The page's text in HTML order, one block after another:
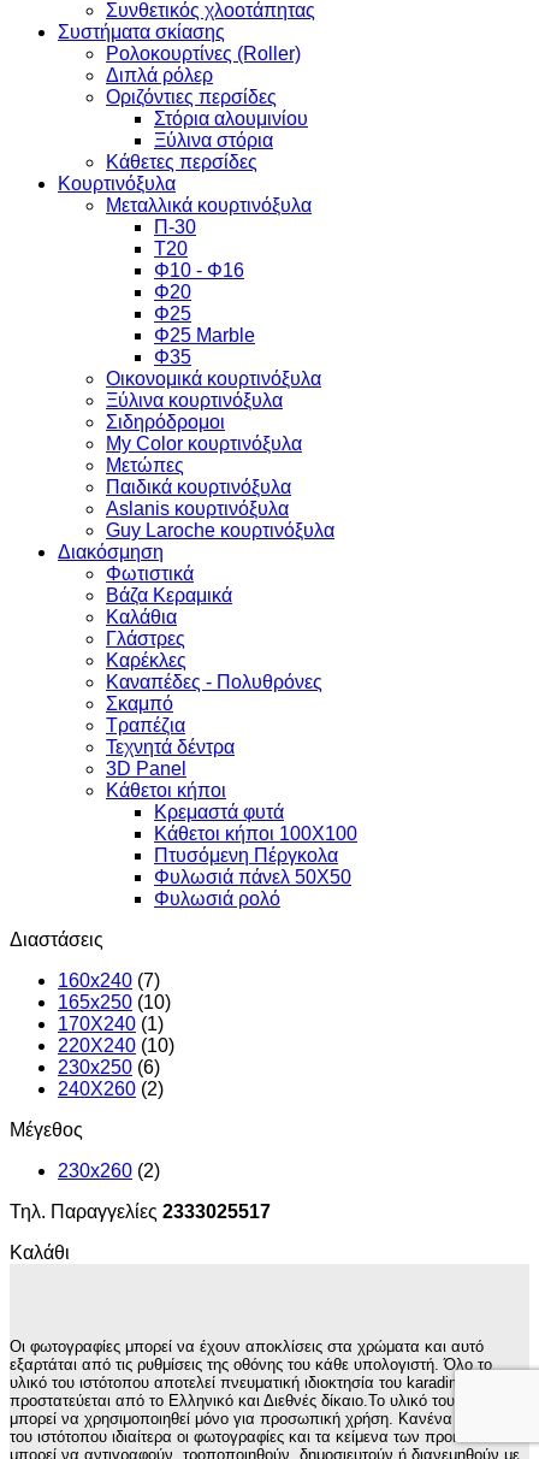
Συνθετικός χλοοτάπητας
Συστήματα σκίασης
Ρολοκουρτίνες (Roller)
Διπλά ρόλερ
Οριζόντιες περσίδες
Στόρια αλουμινίου
Ξύλινα στόρια
Κάθετες περσίδες
Κουρτινόξυλα
Μεταλλικά κουρτινόξυλα
Π-30
Τ20
Φ10 - Φ16
Φ20
Φ25
Φ25 Marble
Φ35
Οικονομικά κουρτινόξυλα
Ξύλινα κουρτινόξυλα
Σιδηρόδρομοι
My Color κουρτινόξυλα
Μετώπες
Παιδικά κουρτινόξυλα
Aslanis κουρτινόξυλα
Guy Laroche κουρτινόξυλα
Διακόσμηση
Φωτιστικά
Βάζα Κεραμικά
Καλάθια
Γλάστρες
Καρέκλες
Καναπέδες - Πολυθρόνες
Σκαμπό
Τραπέζια
Τεχνητά δέντρα
3D Panel
Κάθετοι κήποι
Κρεμαστά φυτά
Κάθετοι κήποι 100Χ100
Πτυσόμενη Πέργκολα
Φυλωσιά πάνελ 50Χ50
Φυλωσιά ρολό
Διαστάσεις
160x240 (7)
165x250 (10)
170X240 (1)
220X240 (10)
230x250 (6)
240X260 (2)
Μέγεθος
230x260 (2)
Τηλ. Παραγγελίες 2333025517
Καλάθι
Οι φωτογραφίες μπορεί να έχουν αποκλίσεις στα χρώματα και αυτό
εξαρτάται από τις ρυθμίσεις της οθόνης του κάθε υπολογιστή. Όλο το
υλικό του ιστότοπου αποτελεί πνευματική ιδιοκτησία του karadimos.gr και
προστατεύεται από το Ελληνικό και Διεθνές δίκαιο.Το υλικό του ιστότοπου
μπορεί να χρησιμοποιηθεί μόνο για προσωπική χρήση. Κανένα στοιχείο
του ιστότοπου ιδιαίτερα οι φωτογραφίες και τα κείμενα των προιόντων δεν
μπορεί να αντιγραφούν, τροποποιηθούν, δημοσιευτούν ή διανεμηθούν με